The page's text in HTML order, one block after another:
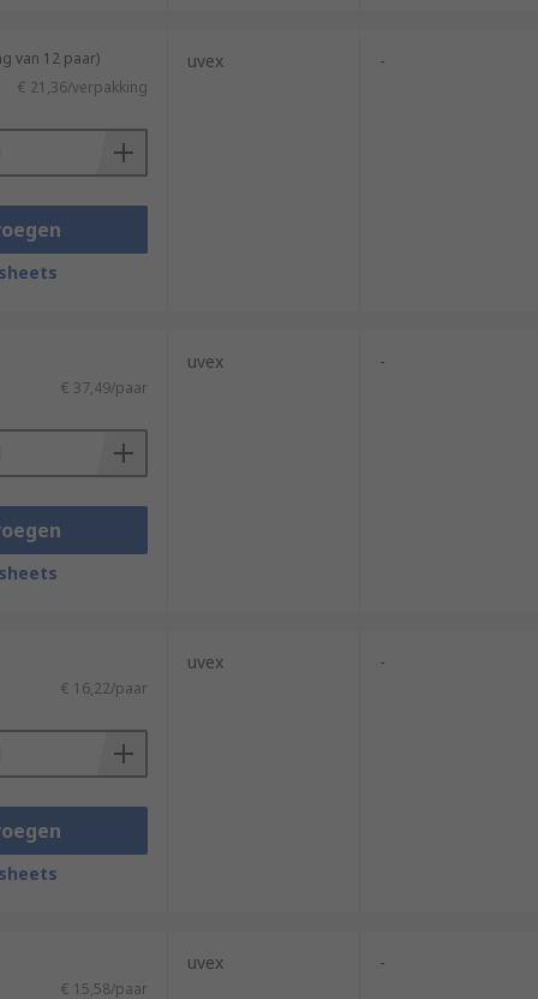
van 12 paar)
€ 21,36/verpakking
uvex -
€ 37,49/paar
uvex -
€ 16,22/paar
uvex -
€ 15,58/paar
uvex -